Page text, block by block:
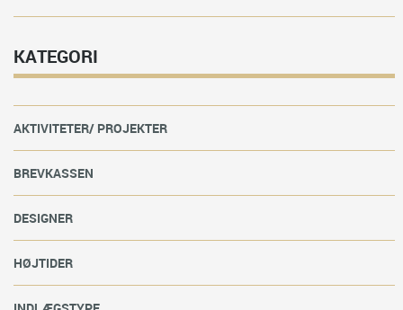
KATEGORI
AKTIVITETER/ PROJEKTER
BREVKASSEN
DESIGNER
HØJTIDER